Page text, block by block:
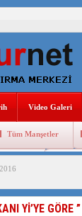
ANAHTAR PARTİ
ÇİN’İN DOĞU
DİYANET
150 YILDIR
MHP’DEN URUMÇİ
ÇİN’İN ANKARA
Video Galeri
Tüm Manşetler
Yİ’YE